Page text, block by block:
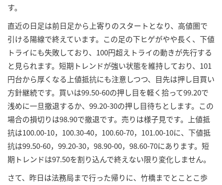
す。
直近の日足は前日足から上寄りのスタートとなり、高値圏で
引ける陽線で終えています。この足の下ヒゲがやや長く、下値
トライにも失敗しており、100円超えトライの動きが先行する
と見られます。短期トレンドが強い状態を維持しており、101
円台から厚くなる上値抵抗にも注意しつつ、目先は押し目買い
方針継続です。買いは99.50-60の押し目を軽く拾って99.20で
浅めに一旦撤退するか、99.20-30の押し目待ちとします。この
場合の損切りは98.90で撤退です。売りは様子見です。上値抵
抗は100.00-10，100.30-40，100.60-70，101.00-10に、下値抵
抗は99.50-60，99.20-30，98.90-00，98.60-70にあります。短
期トレンドは97.50を割り込んで終えない限り変化しません。
さて、昨日は法務局まで行った帰りに、竹橋までとことこ歩